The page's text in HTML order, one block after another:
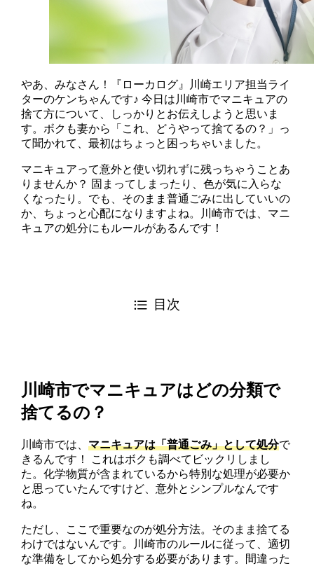
やあ、みなさん！『ローカログ』川崎エリア担当ライ
ターのケンちゃんです♪ 今日は川崎市でマニキュアの
捨て方について、しっかりとお伝えしようと思いま
す。ボクも妻から「これ、どうやって捨てるの？」っ
て聞かれて、最初はちょっと困っちゃいました。
マニキュアって意外と使い切れずに残っちゃうことあ
りませんか？ 固まってしまったり、色が気に入らな
くなったり。でも、そのまま普通ごみに出していいの
か、ちょっと心配になりますよね。川崎市では、マニ
キュアの処分にもルールがあるんです！
目次
川崎市でマニキュアはどの分類で
捨てるの？
川崎市では、マニキュアは「普通ごみ」として処分で
きるんです！ これはボクも調べてビックリしまし
た。化学物質が含まれているから特別な処理が必要か
と思っていたんですけど、意外とシンプルなんです
ね。
ただし、ここで重要なのが処分方法。そのまま捨てる
わけではないんです。川崎市のルールに従って、適切
な準備をしてから処分する必要があります。間違った